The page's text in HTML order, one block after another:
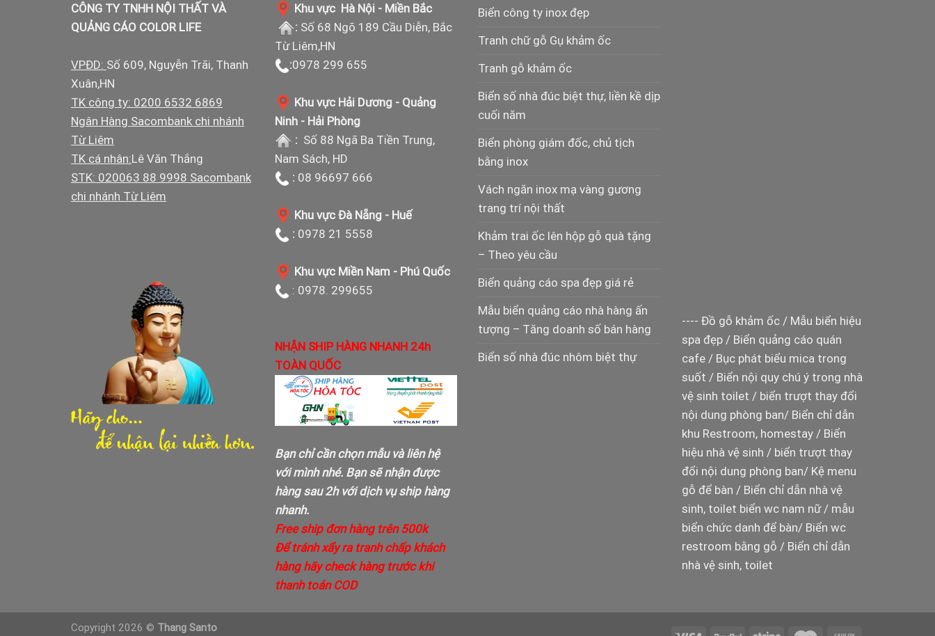
CÔNG TY TNHH NỘI THẤT VÀ
QUẢNG CÁO COLOR LIFE
VPĐD: Số 609, Nguyễn Trãi, Thanh
Xuân,HN
TK công ty: 0200 6532 6869
Ngân Hàng Sacombank chi nhánh
Từ Liêm
TK cá nhân:Lê Văn Thắng
STK: 020063 88 9998 Sacombank
chi nhánh Từ Liêm
Khu vực Hà Nội - Miền Bắc
: Số 68 Ngõ 189 Cầu Diễn, Bắc
Từ Liêm,HN
:0978 299 655
Khu vực Hải Dương - Quảng
Ninh - Hải Phòng
: Số 88 Ngã Ba Tiền Trung,
Nam Sách, HD
: 08 96697 666
Khu vực Đà Nẵng - Huế
: 0978 21 5558
Khu vực Miền Nam - Phú Quốc
: 0978. 299655
NHẬN SHIP HÀNG NHANH 24h
TOÀN QUỐC
Bạn chỉ cần chọn mẫu và liên hệ
với mình nhé. Bạn sẽ nhận được
hàng sau 2h với dịch vụ ship hàng
nhanh.
Free ship đơn hàng trên 500k
Để tránh xẩy ra tranh chấp khách
hàng hãy check hàng trước khi
thanh toán COD
Biển công ty inox đẹp
Tranh chữ gỗ Gụ khảm ốc
Tranh gỗ khảm ốc
Biển số nhà đúc biệt thự, liền kề dịp
cuối năm
Biển phòng giám đốc, chủ tịch
bằng inox
Vách ngăn inox mạ vàng gương
trang trí nội thất
Khảm trai ốc lên hộp gỗ quà tặng
– Theo yêu cầu
Biển quảng cáo spa đẹp giá rẻ
Mẫu biển quảng cáo nhà hàng ấn
tượng – Tăng doanh số bán hàng
Biển số nhà đúc nhôm biệt thự
---- Đồ gỗ khảm ốc/ Mẫu biển hiệu
spa đẹp/ Biển quảng cáo quán
cafe/ Bục phát biểu mica trong
suốt / Biển nội quy chú ý trong nhà
vệ sinh toilet / biển trượt thay đổi
nội dung phòng ban/ Biển chỉ dẫn
khu Restroom, homestay/ Biển
hiệu nhà vệ sinh / biển trượt thay
đổi nội dung phòng ban/ Kệ menu
gỗ để bàn / Biển chỉ dẫn nhà vệ
sinh, toilet biển wc nam nữ/ mẫu
biển chức danh để bàn/ Biển wc
restroom bằng gỗ / Biển chỉ dẫn
nhà vệ sinh, toilet
Copyright 2026 © Thang Santo